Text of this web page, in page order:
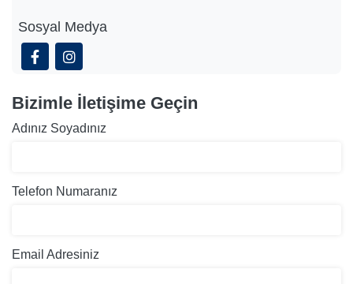
Sosyal Medya
Bizimle İletişime Geçin
Adınız Soyadınız
Telefon Numaranız
Email Adresiniz